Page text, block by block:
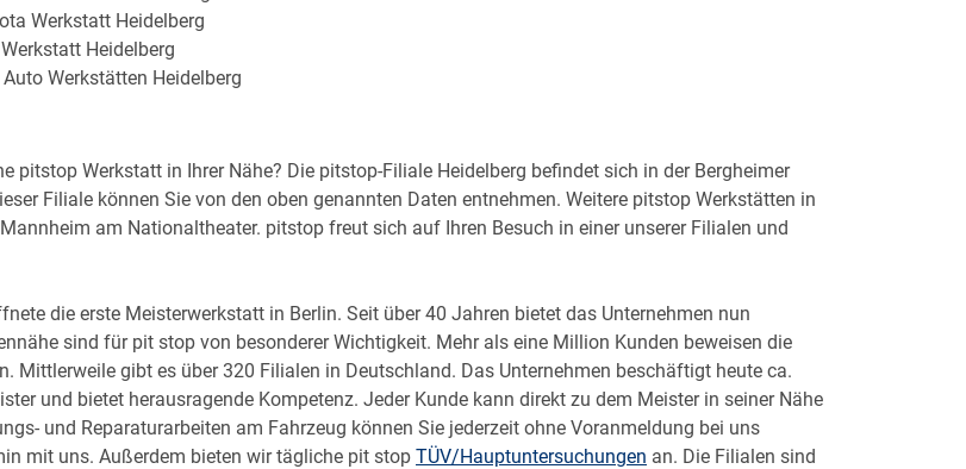
Werkstatt Heidelberg
Werkstatt Heidelberg
Auto Werkstätten Heidelberg
pitstop Werkstatt in Ihrer Nähe? Die pitstop-Filiale Heidelberg befindet sich in der Bergheimer
Filiale können Sie von den oben genannten Daten entnehmen. Weitere pitstop Werkstätten in
am Nationaltheater. pitstop freut sich auf Ihren Besuch in einer unserer Filialen und
die erste Meisterwerkstatt in Berlin. Seit über 40 Jahren bietet das Unternehmen nun
sind für pit stop von besonderer Wichtigkeit. Mehr als eine Million Kunden beweisen die
Mittlerweile gibt es über 320 Filialen in Deutschland. Das Unternehmen beschäftigt heute ca.
und bietet herausragende Kompetenz. Jeder Kunde kann direkt zu dem Meister in seiner Nähe
und Reparaturarbeiten am Fahrzeug können Sie jederzeit ohne Voranmeldung bei uns
mit uns. Außerdem bieten wir tägliche pit stop TÜV/Hauptuntersuchungen an. Die Filialen sind